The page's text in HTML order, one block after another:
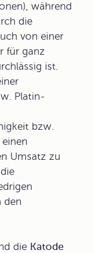
während
die
von einer
für ganz
ist.
Platin-
bzw.
Umsatz zu
den
die Katode